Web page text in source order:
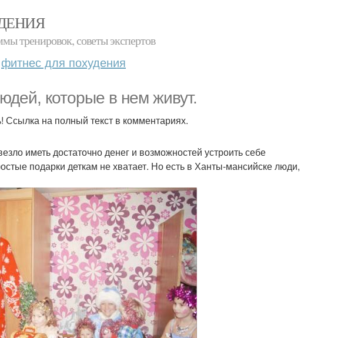
тренировок, советы экспертов
фитнес для похудения
которые в нем живут.
на полный текст в комментариях.
иметь достаточно денег и возможностей устроить себе
подарки деткам не хватает. Но есть в Ханты-мансийске люди,